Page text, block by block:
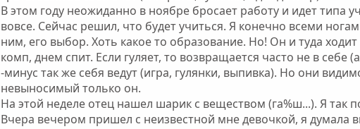
В этом году неожиданно в ноябре бросает работу и идет типа
вовсе. Сейчас решил, что будет учиться. Я конечно всеми
ним, его выбор. Хоть какое то образование. Но! Он и туда
комп, днем спит. Если гуляет, то возвращается часто не в
-минус так же себя ведут (игра, гулянки, выпивка). Но они
невыносимый только он.
На этой неделе отец нашел шарик с веществом (га%ш...). Я так
Вчера вечером пришел с неизвестной мне девочкой, я думала